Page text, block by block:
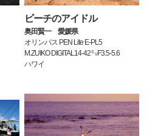
ビーチのアイドル
奥田賢一 愛媛県
オリンパス PEN Lite E-PL5
M.ZUIKO DIGITAL14-42㍉F3.5-5.6
ハワイ